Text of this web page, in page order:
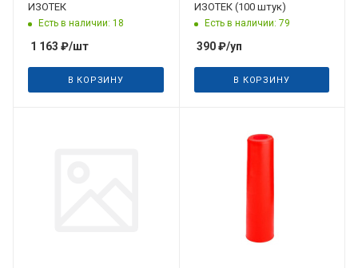
ИЗОТЕК
Есть в наличии: 18
1 163 ₽/шт
В КОРЗИНУ
ИЗОТЕК (100 штук)
Есть в наличии: 79
390₽/уп
В КОРЗИНУ